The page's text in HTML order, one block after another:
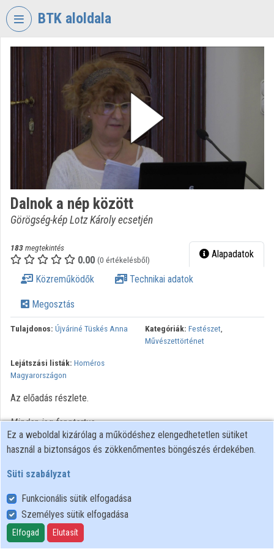
Fejléc kihagyása
BTK aloldala
VIDEO TORIUM
BÖLCSÉSZETTUDOMÁNYI
KUTATÓKÖZPONT
Intézményi kezdőlap
Bejelentkezés
Intézményi felfedezés
Kategóriák
Intézmények
Közreműködők
Dalnok a nép között
Görögség-kép Lotz Károly ecsetjén
183megtekintés
0.00 (0 értékelésből) Alapadatok
Közreműködők Technikai adatok
Megosztás
Tulajdonos: Újváriné Tüskés Anna Kategóriák: Festészet,
Művészettörténet
Lejátszási listák: Homéros
Magyarországon
Az előadás részlete.
Minden jog fenntartva.
Felhasználói szabályzat
Adatkezelési tájékoztató
Süti szabályzat
Ez a weboldal kizárólag a működéshez elengedhetetlen sütiket
használ a biztonságos és zökkenőmentes böngészés érdekében.
Süti szabályzat
Funkcionális sütik elfogadása
Személyes sütik elfogadása
Elfogad Elutasít